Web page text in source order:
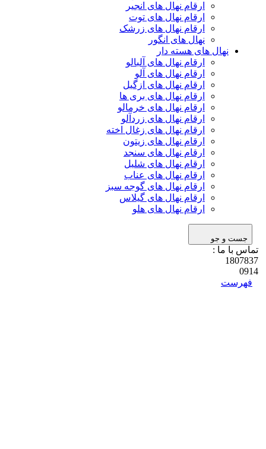
ارقام نهال های انجیر
ارقام نهال های توت
ارقام نهال های زرشک
نهال های انگور
نهال های هسته دار
ارقام نهال های آلبالو
ارقام نهال های آلو
ارقام نهال های ازگیل
ارقام نهال های بری ها
ارقام نهال های خرمالو
ارقام نهال های زردآلو
ارقام نهال های زغال اخته
ارقام نهال های زیتون
ارقام نهال های سنجد
ارقام نهال های شلیل
ارقام نهال های عناب
ارقام نهال های گوجه سبز
ارقام نهال های گیلاس
ارقام نهال های هلو
جست و جو
تماس با ما :
1807837
0914
فهرست